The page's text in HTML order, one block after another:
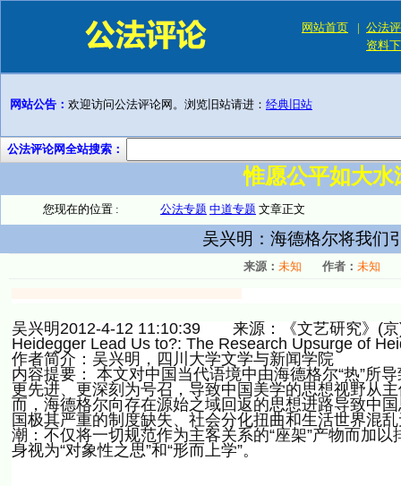
网站首页 | 公法
资料
网站公告： 欢迎访问公法评论网。浏览旧站请进： 经典旧站
公法评论网全站搜索：
惟愿公平如大
您现在的位置 : 公法专题 中道专题 文章正文
吴兴明：海德格尔将我
来源： 未知 作者： 未知
吴兴明2012-4-12 11:10:39 来源：《文艺研究》(京
Heidegger Lead Us to?: The Research Upsurge of
作者简介：吴兴明，四川大学文学与新闻学院
内容提要： 本文对中国当代语境中由海德格尔“热”所
更先进、更深刻为号召，导致中国美学的思想视野从
而，海德格尔向存在源始之域回返的思想进路导致中
国极其严重的制度缺失、社会分化扭曲和生活世界混
潮：不仅将一切规范作为主客关系的“座架”产物而加
身视为“对象性之思”和“形而上学”。